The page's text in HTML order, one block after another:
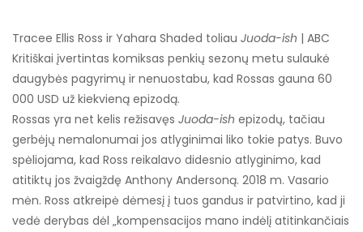
Tracee Ellis Ross ir Yahara Shaded toliau Juoda-ish | ABC
Kritiškai įvertintas komiksas penkių sezonų metu sulaukė
daugybės pagyrimų ir nenuostabu, kad Rossas gauna 60
000 USD už kiekvieną epizodą.
Rossas yra net kelis režisavęs Juoda-ish epizodų, tačiau
gerbėjų nemalonumai jos atlyginimai liko tokie patys. Buvo
spėliojama, kad Ross reikalavo didesnio atlyginimo, kad
atitiktų jos žvaigždę Anthony Andersoną. 2018 m. Vasario
mėn. Ross atkreipė dėmesį į tuos gandus ir patvirtino, kad ji
vedė derybas dėl „kompensacijos mano indėlį atitinkančiais